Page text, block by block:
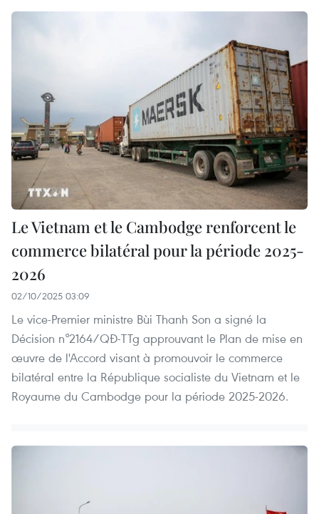
Le Vietnam et le Cambodge renforcent le
commerce bilatéral pour la période 2025-
2026
02/10/2025 03:09
Le vice-Premier ministre Bùi Thanh Son a signé la
Décision n°2164/QĐ-TTg approuvant le Plan de mise en
œuvre de l'Accord visant à promouvoir le commerce
bilatéral entre la République socialiste du Vietnam et le
Royaume du Cambodge pour la période 2025-2026.